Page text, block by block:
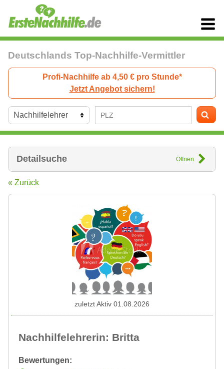
Deutschlands Top-Nachhilfe-Vermittler
Profi-Nachhilfe ab 4,50 € pro Stunde*
Jetzt Angebot sichern!
Detailsuche Öffnen
« Zurück
Nachhilfelehrerin: Britta
Bewertungen:
zuletzt Aktiv 01.08.2026